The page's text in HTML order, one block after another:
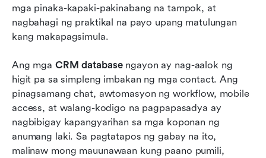
mga pinaka-kapaki-pakinabang na tampok, at
nagbahagi ng praktikal na payo upang matulungan
kang makapagsimula.
Ang mga CRM database ngayon ay nag-aalok ng
higit pa sa simpleng imbakan ng mga contact. Ang
pinagsamang chat, awtomasyon ng workflow, mobile
access, at walang-kodigo na pagpapasadya ay
nagbibigay kapangyarihan sa mga koponan ng
anumang laki. Sa pagtatapos ng gabay na ito,
malinaw mong mauunawaan kung paano pumili,